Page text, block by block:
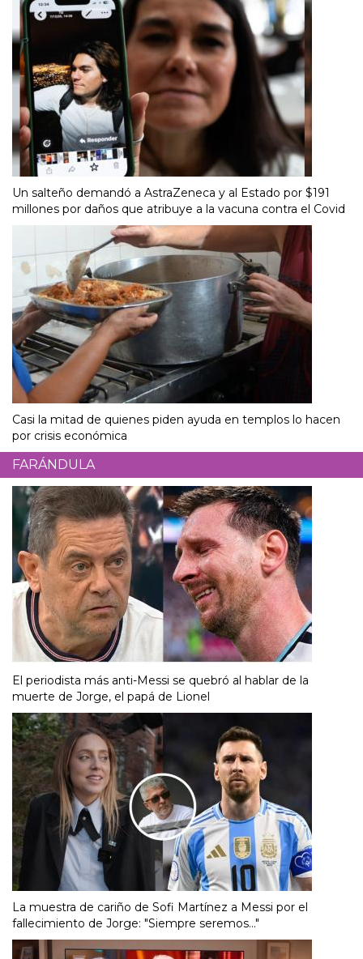
Un salteño demandó a AstraZeneca y al Estado por $191
millones por daños que atribuye a la vacuna contra el Covid
Casi la mitad de quienes piden ayuda en templos lo hacen
por crisis económica
FARÁNDULA
El periodista más anti-Messi se quebró al hablar de la
muerte de Jorge, el papá de Lionel
La muestra de cariño de Sofi Martínez a Messi por el
fallecimiento de Jorge: "Siempre seremos..."